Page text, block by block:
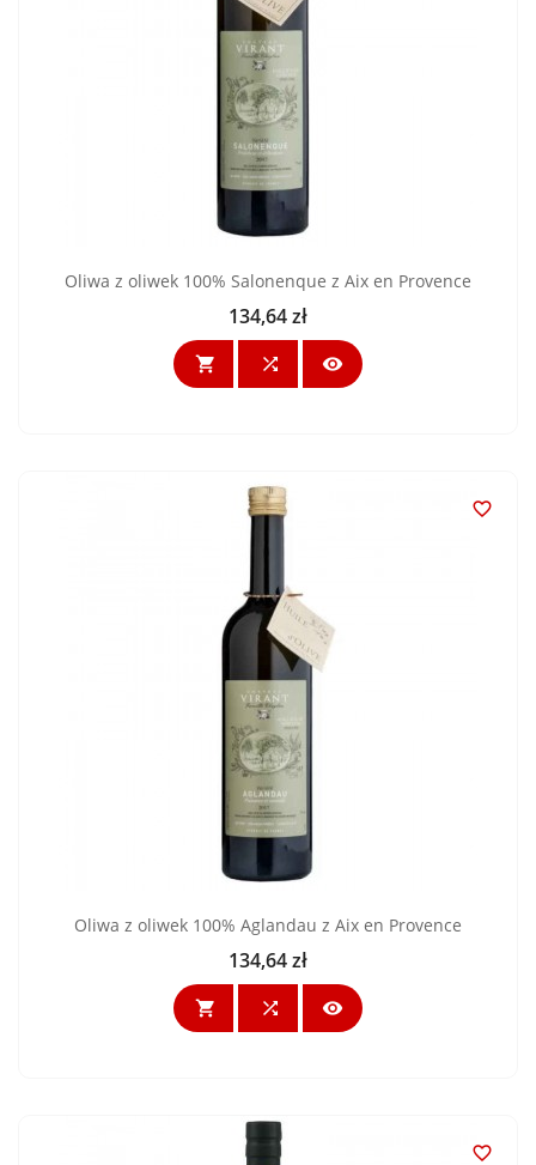
Oliwa z oliwek 100% Salonenque z Aix en Provence
Cena
134,64 zł
  

Oliwa z oliwek 100% Aglandau z Aix en Provence
Cena
134,64 zł
  
